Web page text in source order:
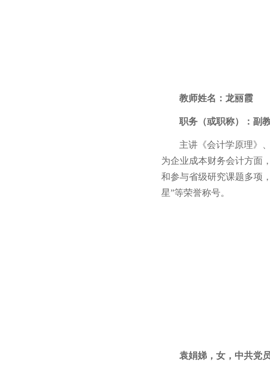
教师姓名：龙丽霞
职务（或职称）：副
主讲《会计学原理》
为企业成本财务会计方面
和参与省级研究课题多项
星”等荣誉称号。
袁娟娣，女，中共党